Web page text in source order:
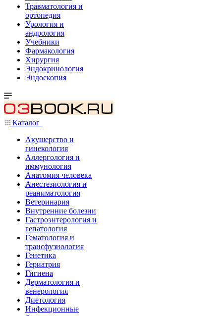
Травматология и
ортопедия
Урология и
андрология
Учебники
Фармакология
Хирургия
Эндокринология
Эндоскопия
Каталог
Акушерство и
гинекология
Аллергология и
иммунология
Анатомия человека
Анестезиология и
реаниматология
Ветеринария
Внутренние болезни
Гастроэнтерология и
гепатология
Гематология и
трансфузиология
Генетика
Гериатрия
Гигиена
Дерматология и
венерология
Диетология
Инфекционные